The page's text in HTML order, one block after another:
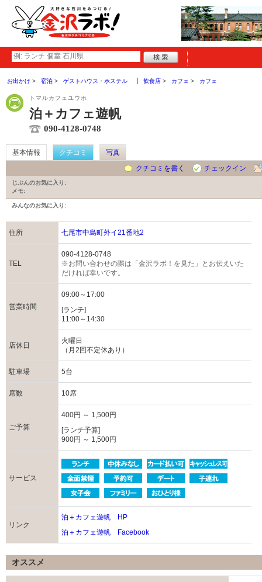
お出かけ 宿泊 ゲストハウス・ホステル 飲食店 カフェ カフェ
トマルカフェユウホ
泊＋カフェ遊帆
090-4128-0748
基本情報 クチコミ
写真
クチコミを書く
チェックイン
じぶんのお気に入り:
メモ:
みんなのお気に入り:
住所 七尾市中島町外イ21番地2
TEL
090-4128-0748
※お問い合わせの際は「金沢ラボ！を見た」とお伝えいた
だければ幸いです。
営業時間
09:00～17:00
[ランチ]
11:00～14:30
店休日
火曜日
（月2回不定休あり）
駐車場 5台
席数 10席
ご予算
400円 ～ 1,500円
[ランチ予算]
900円 ～ 1,500円
サービス
リンク
泊＋カフェ遊帆 HP
泊＋カフェ遊帆 Facebook
オススメ